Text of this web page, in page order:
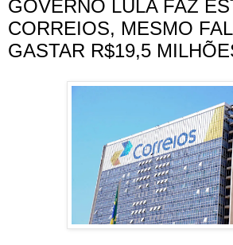
GOVERNO LULA FAZ
CORREIOS, MESMO
GASTAR R$19,5